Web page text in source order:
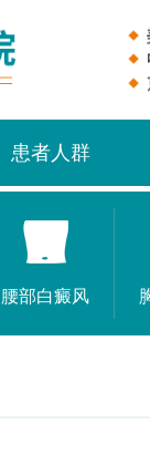
患者人群
腰部白癜风